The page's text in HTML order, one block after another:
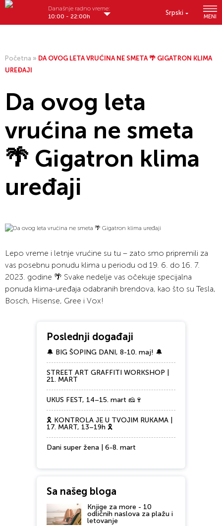
Srpski
MENI
Današnje radno vreme:
10:00 - 22:00h
Početna » DA OVOG LETA VRUĆINA NE SMETA 🌴 GIGATRON KLIMA
UREĐAJI
Da ovog leta
vrućina ne smeta
🌴 Gigatron klima
uređaji
Lepo vreme i letnje vrućine su tu – zato smo pripremili za
vas posebnu ponudu klima u periodu od 19. 6. do 16. 7.
2023. godine 🌴 Svake nedelje vas očekuje specijalna
ponuda klima-uređaja odabranih brendova, kao što su Tesla,
Bosch, Hisense, Gree i Vox!
Poslednji događaji
🔔 BIG ŠOPING DANI, 8-10. maj! 🔔
STREET ART GRAFFITI WORKSHOP |
21. MART
UKUS FEST, 14–15. mart 🧀🍷
🎗️ KONTROLA JE U TVOJIM RUKAMA |
17. MART, 13–19h 🎗️
Dani super žena | 6-8. mart
Sa našeg bloga
Knjige za more - 10
odličnih naslova za plažu i
letovanje